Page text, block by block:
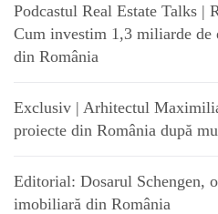
Podcastul Real Estate Talks |
Cum investim 1,3 miliarde
din România
Exclusiv | Arhitectul
proiecte din România după
Editorial: Dosarul Schengen,
imobiliară din România